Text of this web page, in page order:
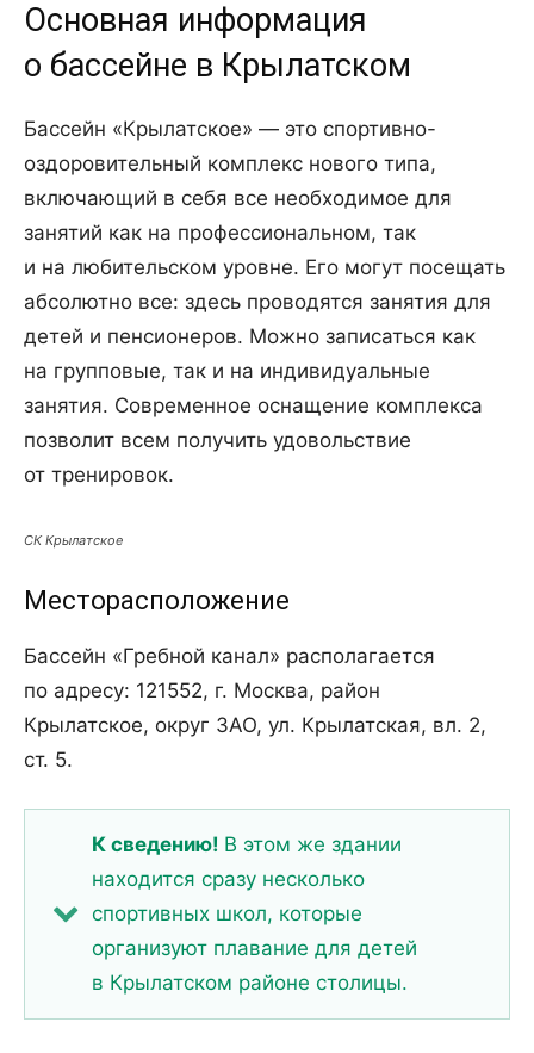
Основная информация
о бассейне в Крылатском
Бассейн «Крылатское» — это спортивно-
оздоровительный комплекс нового типа,
включающий в себя все необходимое для
занятий как на профессиональном, так
и на любительском уровне. Его могут посещать
абсолютно все: здесь проводятся занятия для
детей и пенсионеров. Можно записаться как
на групповые, так и на индивидуальные
занятия. Современное оснащение комплекса
позволит всем получить удовольствие
от тренировок.
СК Крылатское
Месторасположение
Бассейн «Гребной канал» располагается
по адресу: 121552, г. Москва, район
Крылатское, округ ЗАО, ул. Крылатская, вл. 2,
ст. 5.
К сведению! В этом же здании
находится сразу несколько
спортивных школ, которые
организуют плавание для детей
в Крылатском районе столицы.